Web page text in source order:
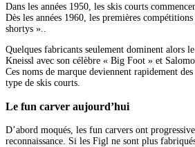
Dans les années 1950, les skis courts
Dès les années 1960, les premières
shortys »..
Quelques fabricants seulement dominent alors
Kneissl avec son célèbre « Big Foot » et
Ces noms de marque deviennent rapidement
type de skis courts.
Le fun carver aujourd’hui
D’abord moqués, les fun carvers ont
reconnaissance. Si les Figl ne sont plus